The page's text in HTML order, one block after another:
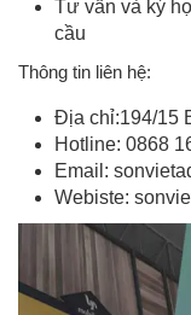
Tư vấn và ký
cầu
Thông tin liên hệ:
Địa chỉ:194/15
Hotline: 0868
Email:
Webiste: